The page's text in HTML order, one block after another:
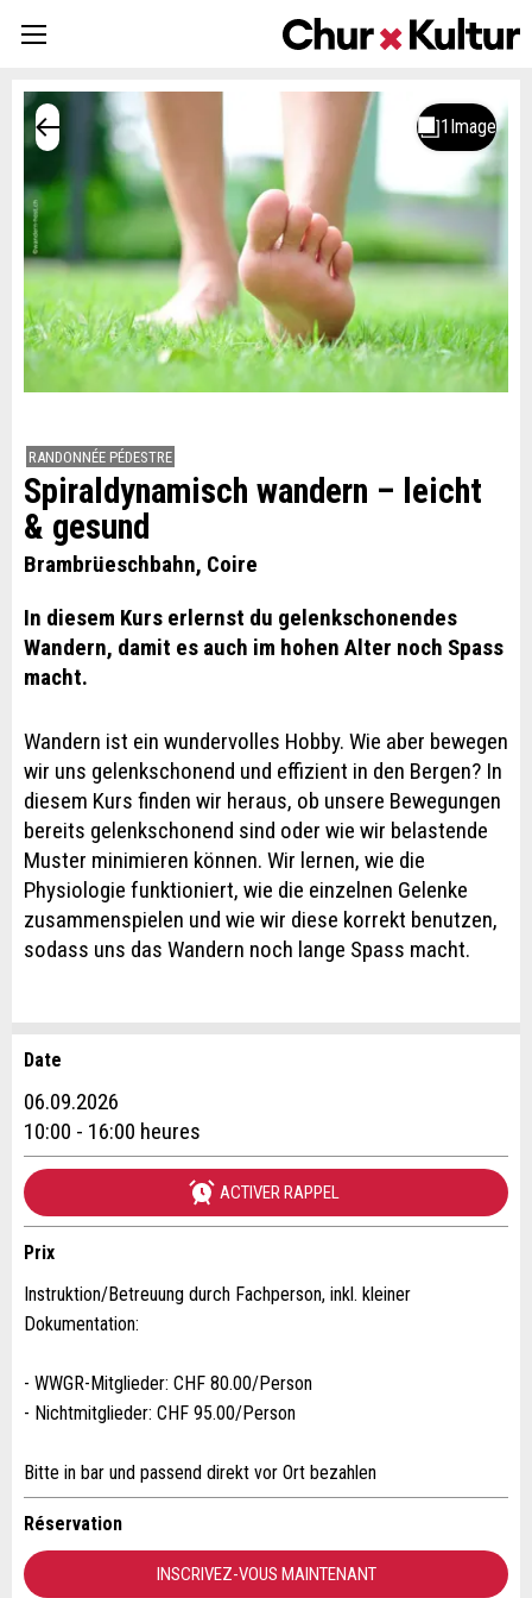
RANDONNÉE PÉDESTRE
Spiraldynamisch wandern – leicht
& gesund
Brambrüeschbahn, Coire
In diesem Kurs erlernst du gelenkschonendes
Wandern, damit es auch im hohen Alter noch Spass
macht.
Wandern ist ein wundervolles Hobby. Wie aber bewegen
wir uns gelenkschonend und effizient in den Bergen? In
diesem Kurs finden wir heraus, ob unsere Bewegungen
bereits gelenkschonend sind oder wie wir belastende
Muster minimieren können. Wir lernen, wie die
Physiologie funktioniert, wie die einzelnen Gelenke
zusammenspielen und wie wir diese korrekt benutzen,
sodass uns das Wandern noch lange Spass macht.
Annonces répréhensibles
Vos commentaires sont grandement appréciés!
Commentaires généraux
Cette annonce n'est plus valable
Nachricht
Recommander l'annonce
Recommandez cette annonce à des amis.
* Saisie nécessaire
RECOMMANDER L'ANNONCE
Fermer
Réservation
Date de l'événement *:
Prénom / Nom *:
Entreprise / organisation:
Complément d'adresse:
Rue et N° *:
Date
06.09.2026
10:00 - 16:00 heures
ACTIVER RAPPEL
Prix
Instruktion/Betreuung durch Fachperson, inkl. kleiner
Dokumentation:
- WWGR-Mitglieder: CHF 80.00/Person
- Nichtmitglieder: CHF 95.00/Person
Bitte in bar und passend direkt vor Ort bezahlen
Réservation
INSCRIVEZ-VOUS MAINTENANT